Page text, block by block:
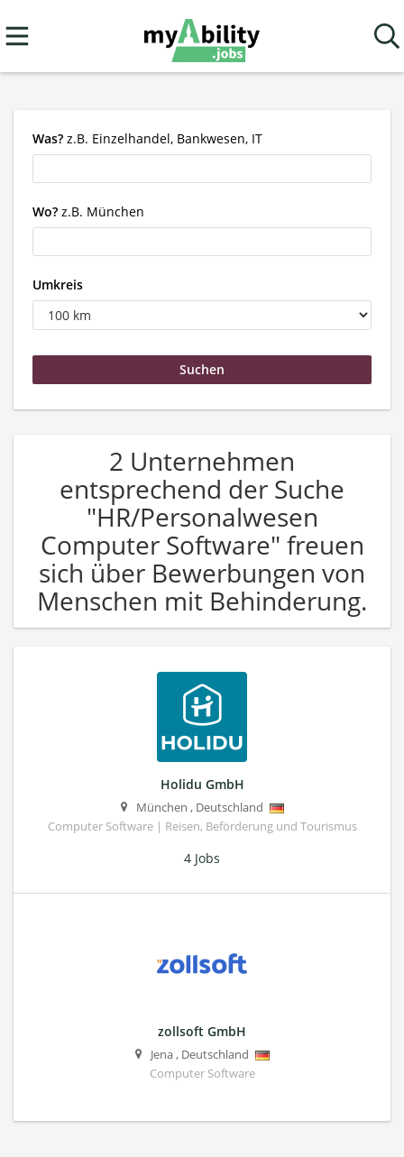
Was? z.B. Einzelhandel, Bankwesen, IT
Wo? z.B. München
Umkreis
2 Unternehmen
entsprechend der Suche
"HR/Personalwesen
Computer Software" freuen
sich über Bewerbungen von
Menschen mit Behinderung.
Holidu GmbH
München , Deutschland
Computer Software | Reisen, Beförderung und Tourismus
4 Jobs
zollsoft GmbH
Jena, Deutschland
Computer Software